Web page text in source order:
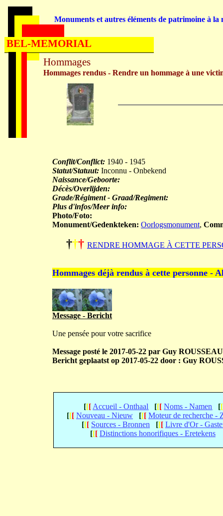
Conflit/Conflict: 1940 - 1945
Statut/Statuut: Inconnu - Onbekend
Naissance/Geboorte:
Décès/Overlijden:
Grade/Régiment - Graad/Regiment:
Plus d'infos/Meer info:
Photo/Foto:
Monument/Gedenkteken: Oorlogsmonument,
††† RENDRE HOMMAGE À CETTE
Hommages déjà rendus à cette personne -
Message - Bericht
Une pensée pour votre sacrifice
Message posté le 2017-05-22 par Guy
Bericht geplaatst op 2017-05-22 door : Guy
[[[ Accueil - Onthaal [[[ Noms - Namen [[
[[[ Nouveau - Nieuw [[[ Moteur de recherche -
[[[ Sources - Bronnen [[[ Livre d'Or -
[[[ Distinctions honorifiques - Eretekens
Hommages
Hommages rendus - Rendre un hommage à une
Monuments et autres éléments de patrimoine à la
BEL-MEMORIAL